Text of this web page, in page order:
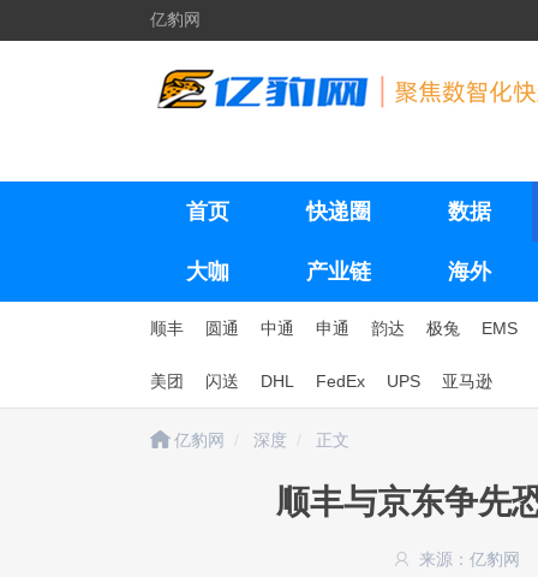
亿豹网
首页 快递圈 数据
大咖 产业链 海外
顺丰 圆通 中通 申通 韵达 极兔 EMS
美团 闪送 DHL FedEx UPS 亚马逊
亿豹网 深度 正文
顺丰与京东争先
来源：亿豹网